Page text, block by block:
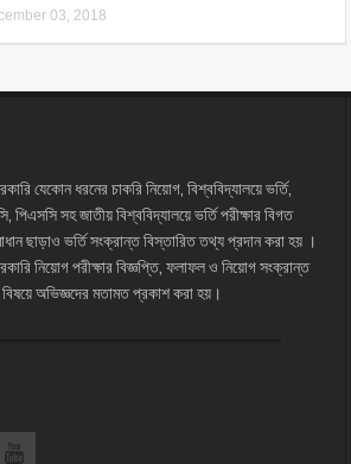
03, 2018
যেকোন ধরনের চাকরি নিয়োগ, বিশ্ববিদ্যালয়ে ভর্তি,
সহ জাতীয় বিশ্ববিদ্যালয়ে ভর্তি পরীক্ষার বিগত
ছাড়াও ভর্তি সংক্রান্ত বিস্তারিত তথ্য প্রদান করা হয় ।
নিয়োগ পরীক্ষার বিজ্ঞপ্তি, ফলাফল ও নিয়োগ সংক্রান্ত
অভিজ্ঞদের মতামত প্রকাশ করা হয়।